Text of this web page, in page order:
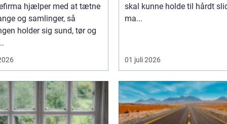
hjælper med at tætne
og samlinger, så
holder sig sund, tør og
skal kunne holde til hårdt
ma...
01 juli 2026